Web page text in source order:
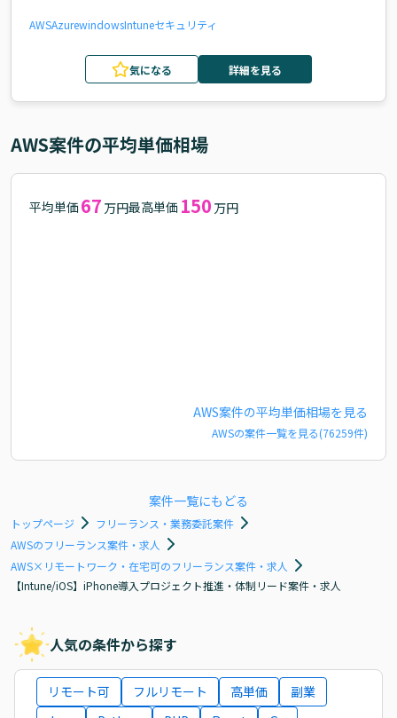
AWSAzurewindowsIntuneセキュリティ
気になる 詳細を見る
AWS案件の平均単価相場
平均単価 67 万円最高単価 150 万円
AWS案件の平均単価相場を見る
AWSの案件一覧を見る(76259件)
案件一覧にもどる
トップページ
フリーランス・業務委託案件
AWSのフリーランス案件・求人
AWS×リモートワーク・在宅可のフリーランス案件・求人
【Intune/iOS】iPhone導入プロジェクト推進・体制リード案件・求人
人気の条件から探す
リモート可 フルリモート 高単価
副業